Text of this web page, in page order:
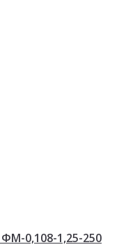
0,108-1,25-250